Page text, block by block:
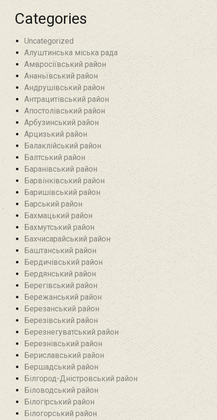
Categories
Uncategorized
Алуштинська міська рада
Амвросіївський район
Ананьївський район‎
Андрушівський район‎
Антрацитівський район‎
Апостолівський район
Арбузинський район‎
Арцизький район‎
Балаклійський район
Балтський район‎
Баранівський район‎
Барвінківський район
Баришівський район
Барський район
Бахмацький район
Бахмутський район
Бахчисарайський район
Баштанський район
Бердичівський район
Бердянський район
Берегівський район
Бережанський район‎
Березанський район‎
Березівський район
Березнегуватський район‎
Березнівський район‎
Бериславський район
Бершадський район
Білгород-Дністровський район
Біловодський район‎
Білогірський район
Білогорський район